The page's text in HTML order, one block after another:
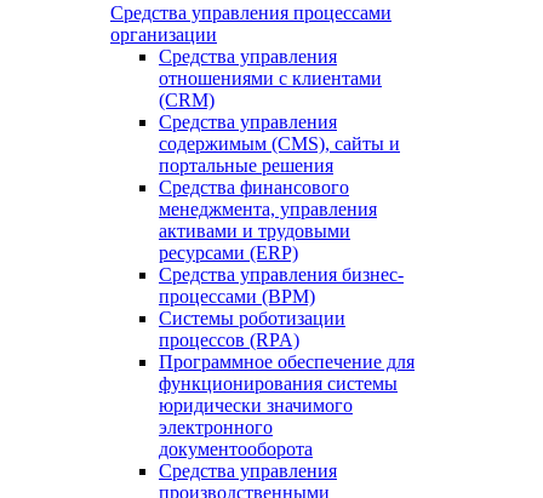
Средства управления процессами
организации
Средства управления
отношениями с клиентами
(CRM)
Средства управления
содержимым (CMS), сайты и
портальные решения
Средства финансового
менеджмента, управления
активами и трудовыми
ресурсами (ERP)
Средства управления бизнес-
процессами (BPM)
Системы роботизации
процессов (RPA)
Программное обеспечение для
функционирования системы
юридически значимого
электронного
документооборота
Средства управления
производственными